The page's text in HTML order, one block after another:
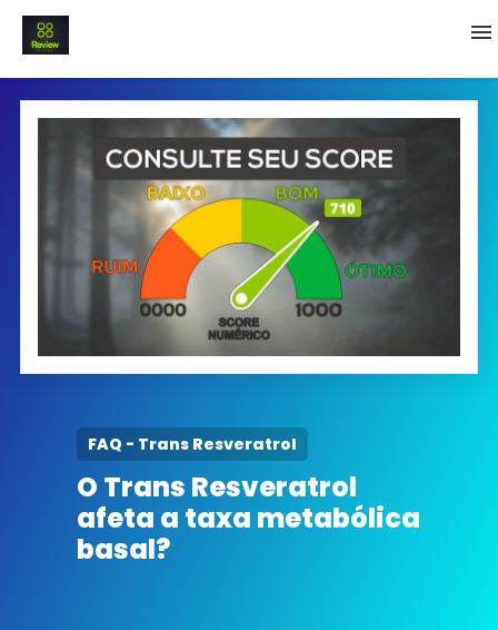
INICIO
Termo e Condições
Política Privacidade
SOBRE NÓS
FAQ - Trans Resveratrol
O Trans Resveratrol
afeta a taxa metabólica
basal?